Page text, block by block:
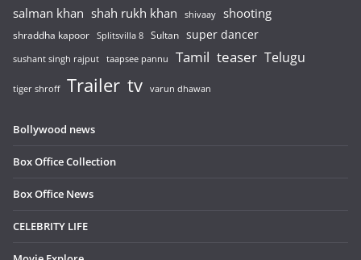
salman khan shah rukh khan shivaay shooting
shraddha kapoor Splitsvilla 8 Sultan super dancer
sushant singh rajput taapsee pannu Tamil teaser Telugu
tiger shroff Trailer tv varun dhawan
Bollywood news
Box Office Collection
Box Office News
CELEBRITY LIFE